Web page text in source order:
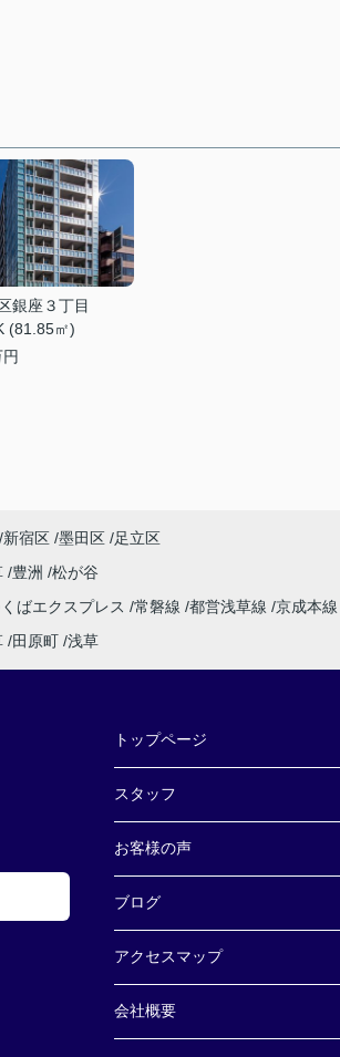
銀座３丁目
(81.85㎡)
新宿区 墨田区
足立区
豊洲
松が谷
ばエクスプレス 常磐線 都営浅草線 京成本線
田原町 浅草
トップページ
スタッフ
お客様の声
ブログ
アクセスマップ
会社概要